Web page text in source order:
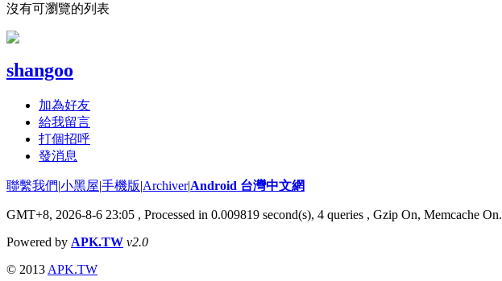
沒有可瀏覽的列表
shangoo
加為好友
給我留言
打個招呼
發消息
聯繫我們|小黑屋|手機版|Archiver|Android 台灣中文網
GMT+8, 2026-8-6 23:05 , Processed in 0.009819 second(s), 4 queries , Gzip On, Memcache On.
Powered by APK.TW v2.0
© 2013 APK.TW